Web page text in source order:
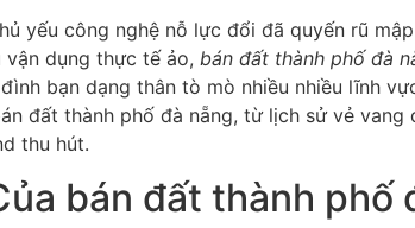
yếu công nghệ nỗ lực đổi đã quyến rũ
vận dụng thực tế ảo, bán đất thành phố đà
bạn dạng thân tò mò nhiều nhiều lĩnh
đất thành phố đà nẵng, từ lịch sử vẻ vang
thu hút.
bán đất thành phố